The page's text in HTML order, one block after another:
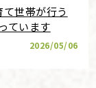
世帯が行う
ています
2026/05/06